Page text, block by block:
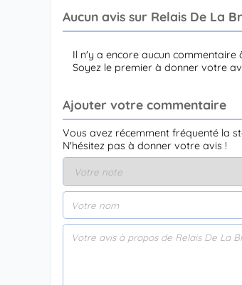
Aucun avis sur Relais De La
Il n'y a encore aucun commentaire
Soyez le premier à donner votre
Ajouter votre commentaire
Vous avez récemment fréquenté la
N'hésitez pas à donner votre avis !